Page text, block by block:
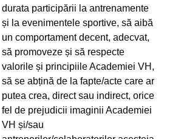
durata participării la antrenamente
și la evenimentele sportive, să aibă
un comportament decent, adecvat,
să promoveze și să respecte
valorile și principiile Academiei VH,
să se abțină de la fapte/acte care ar
putea crea, direct sau indirect, orice
fel de prejudicii imaginii Academiei
VH și/sau